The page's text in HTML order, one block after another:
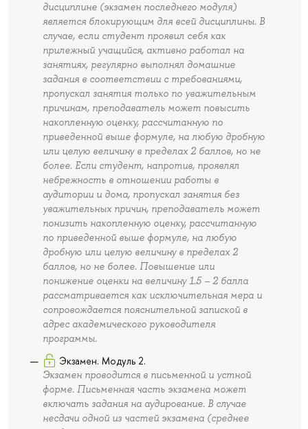
дисциплине (экзамен последнего модуля)
является блокирующим для всей дисциплины. В
случае, если студент проявил себя как
прилежный учащийся, активно работал на
занятиях, регулярно выполнял домашние
задания в соответствии с требованиями,
пропускал занятия только по уважительным
причинам, преподаватель может повысить
накопленную оценку, рассчитанную по
приведенной выше формуле, на любую дробную
или целую величину в пределах 2 баллов, но не
более. Если студент, напротив, проявлял
небрежность в отношении работы в
аудитории и дома, пропускал занятия без
уважительных причин, преподаватель может
понизить накопленную оценку, рассчитанную
по приведенной выше формуле, на любую
дробную или целую величину в пределах 2
баллов, но не более. Повышение или
понижение оценки на величину 1.5 – 2 балла
рассматривается как исключительная мера и
сопровождается пояснительной запиской в
адрес академического руководителя
программы.
Экзамен. Модуль 2.
Экзамен проводится в письменной и устной
форме. Письменная часть экзамена может
включать задания на аудирование. В случае
несдачи одной из частей экзамена (среднее